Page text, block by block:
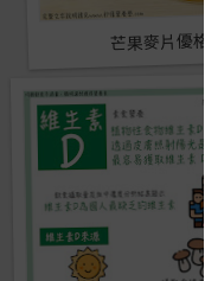
芒果麥片優格